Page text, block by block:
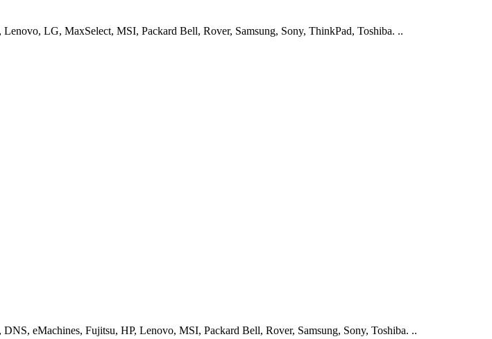
LG, MaxSelect, MSI, Packard Bell, Rover, Samsung, Sony, ThinkPad, Toshiba. ..
eMachines, Fujitsu, HP, Lenovo, MSI, Packard Bell, Rover, Samsung, Sony, Toshiba. ..